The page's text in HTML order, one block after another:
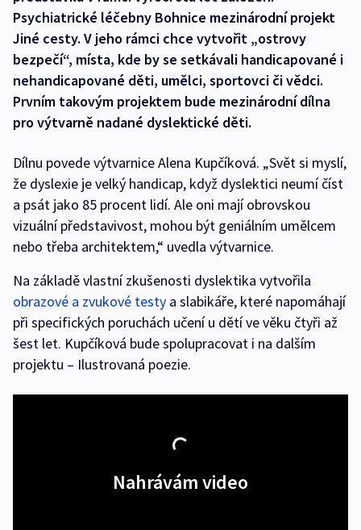
Psychiatrické léčebny Bohnice mezinárodní projekt
Jiné cesty. V jeho rámci chce vytvořit „ostrovy
bezpečí“, místa, kde by se setkávali handicapované i
nehandicapované děti, umělci, sportovci či vědci.
Prvním takovým projektem bude mezinárodní dílna
pro výtvarně nadané dyslektické děti.
Dílnu povede výtvarnice Alena Kupčíková. „Svět si myslí,
že dyslexie je velký handicap, když dyslektici neumí číst
a psát jako 85 procent lidí. Ale oni mají obrovskou
vizuální představivost, mohou být geniálním umělcem
nebo třeba architektem,“ uvedla výtvarnice.
Na základě vlastní zkušenosti dyslektika vytvořila
obrazové a zvukové testy a slabikáře, které napomáhají
při specifických poruchách učení u dětí ve věku čtyři až
šest let. Kupčíková bude spolupracovat i na dalším
projektu – Ilustrovaná poezie.
Nahrávám video